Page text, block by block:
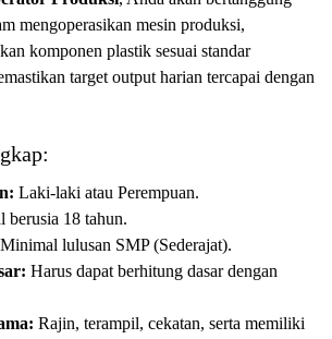
mengoperasikan mesin produksi,
komponen plastik sesuai standar
target output harian tercapai dengan
Laki-laki atau Perempuan.
berusia 18 tahun.
Minimal lulusan SMP (Sederajat).
Harus dapat berhitung dasar dengan
Rajin, terampil, cekatan, serta memiliki